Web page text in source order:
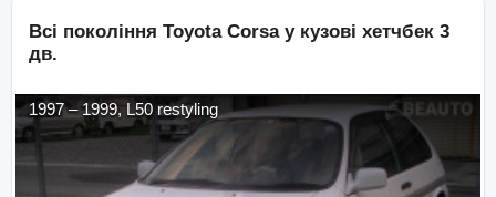
Всі покоління Toyota Corsa у кузові хетчбек 3
дв.
1997–1999,L50 restyling